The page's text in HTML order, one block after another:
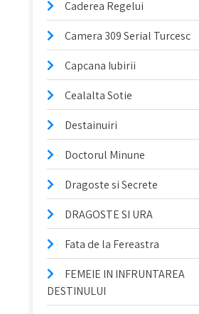
Caderea Regelui
Camera 309 Serial Turcesc
Capcana Iubirii
Cealalta Sotie
Destainuiri
Doctorul Minune
Dragoste si Secrete
DRAGOSTE SI URA
Fata de la Fereastra
FEMEIE IN INFRUNTAREA
DESTINULUI